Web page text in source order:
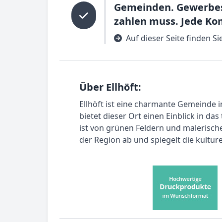
Gemeinden.
zahlen muss. Jede
Auf dieser Seite finden
Über Ellhöft:
Ellhöft ist eine charmante Gemeinde
bietet dieser Ort einen Einblick in
ist von grünen Feldern und
der Region ab und spiegelt die